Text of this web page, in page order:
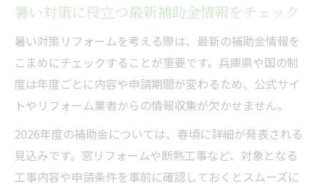
暑い対策に役立つ最新補助金情報をチェック
暑い対策リフォームを考える際は、最新の補助金情報を
こまめにチェックすることが重要です。兵庫県や国の制
度は年度ごとに内容や申請期間が変わるため、公式サイ
トやリフォーム業者からの情報収集が欠かせません。
2026年度の補助金については、春頃に詳細が発表される
見込みです。窓リフォームや断熱工事など、対象となる
工事内容や申請条件を事前に確認しておくとスムーズに